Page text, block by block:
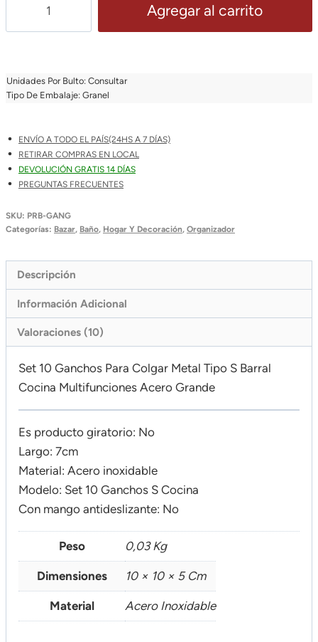
$ 3.000,00.$ 1.999,00.
Ganchos
Colgar
Metal
Barral
Cocina
Multifunciones
Acero
Grande
Agregar al carrito
Unidades Por Bulto: Consultar
Tipo De Embalaje: Granel
ENVÍO A TODO EL PAÍS(24HS A 7 DÍAS)
RETIRAR COMPRAS EN LOCAL
DEVOLUCIÓN GRATIS 14 DÍAS
PREGUNTAS FRECUENTES
SKU: PRB-GANG
Categorías: Bazar, Baño, Hogar Y Decoración, Organizador
Descripción
Información Adicional
Valoraciones (10)
Set 10 Ganchos Para Colgar Metal Tipo S Barral
Cocina Multifunciones Acero Grande
Es producto giratorio: No
Largo: 7cm
Material: Acero inoxidable
Modelo: Set 10 Ganchos S Cocina
Con mango antideslizante: No
Peso 0,03 Kg
Dimensiones 10 × 10 × 5 Cm
Material Acero Inoxidable